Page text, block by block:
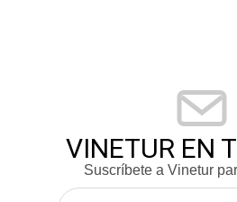
VINETUR EN
Suscríbete a Vinetur